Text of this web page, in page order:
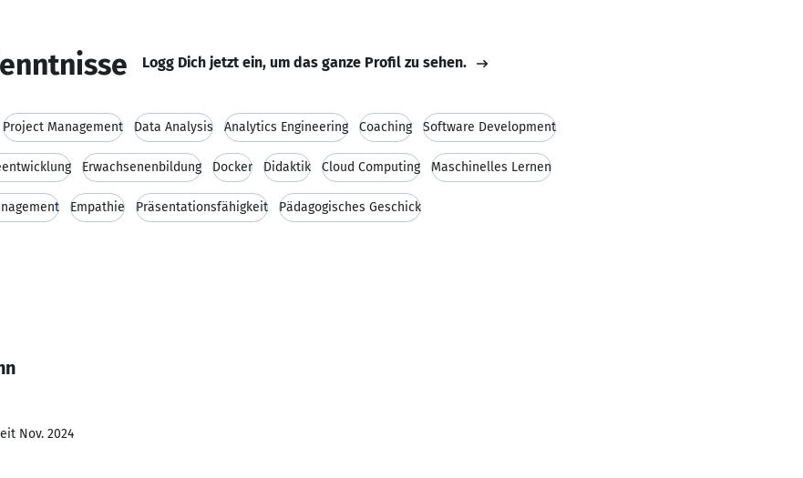
Logg Dich jetzt ein, um das ganze Profil zu sehen.
Project Management Data Analysis Analytics Engineering Coaching Software Development
Erwachsenenbildung Docker Didaktik Cloud Computing Maschinelles Lernen
Empathie Präsentationsfähigkeit Pädagogisches Geschick
Nov. 2024